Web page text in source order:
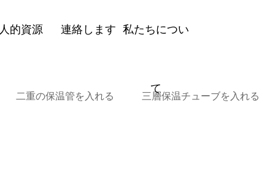
人的資源 連絡します 私たちについ
て
三層保温チューブを入れる
二重の保温管を入れる